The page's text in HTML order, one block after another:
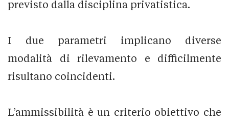
previsto dalla disciplina privatistica.
I due parametri implicano diverse
modalità di rilevamento e difficilmente
risultano coincidenti.
L’ammissibilità è un criterio obiettivo che